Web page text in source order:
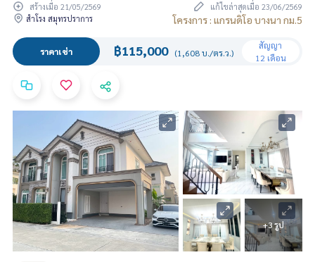
สร้างเมื่อ 21/05/2569
แก้ไขล่าสุดเมื่อ 23/06/2569
สำโรง สมุทรปราการ
โครงการ : แกรนดิโอ บางนา กม.5
ราคาเช่า ฿115,000 (1,608 บ./ตร.ว.)
สัญญา
12 เดือน
+3 รูป